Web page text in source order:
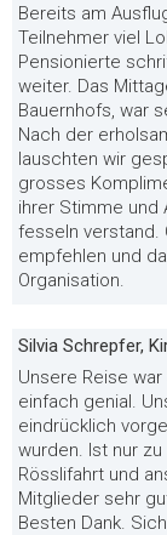
Bereits am
Teilnehmer viel
Pensionierte
weiter. Das
Bauernhofs, war
Nach der
lauschten wir
grosses
ihrer Stimme und
fesseln verstand.
empfehlen und
Organisation.
Silvia Schrepfer,
Unsere Reise
einfach genial.
eindrücklich
wurden. Ist nur
Rösslifahrt und
Mitglieder sehr
Besten Dank.